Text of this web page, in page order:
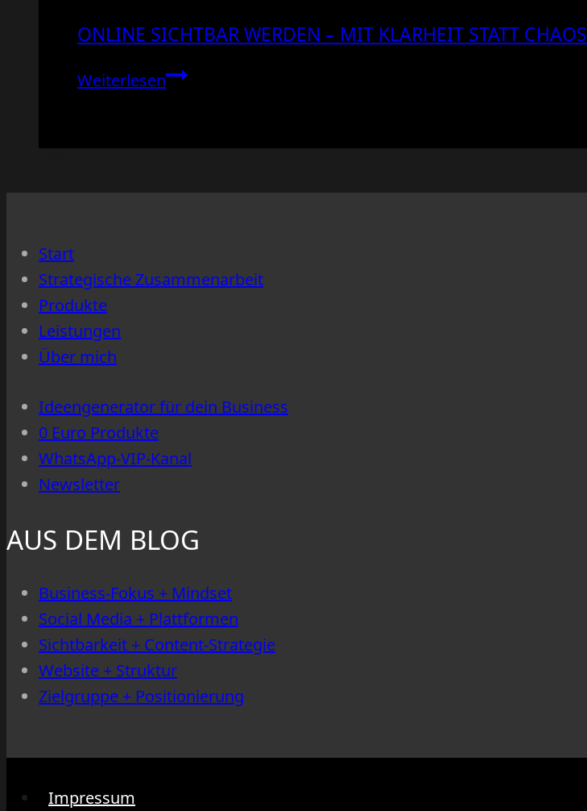
ONLINE SICHTBAR WERDEN – MIT KLARHEIT STATT CHAOS
WeiterlesenOnline
–
Start
Strategische Zusammenarbeit
Produkte
Leistungen
Über mich
Ideengenerator für dein Business
0 Euro Produkte
WhatsApp-VIP-Kanal
Newsletter
AUS DEM BLOG
Business-Fokus + Mindset
Social Media + Plattformen
Sichtbarkeit + Content-Strategie
Website + Struktur
Zielgruppe + Positionierung
Impressum